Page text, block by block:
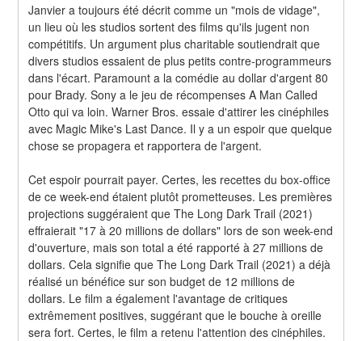
Janvier a toujours été décrit comme un "mois de vidage",
un lieu où les studios sortent des films qu'ils jugent non
compétitifs. Un argument plus charitable soutiendrait que
divers studios essaient de plus petits contre-programmeurs
dans l'écart. Paramount a la comédie au dollar d'argent 80
pour Brady. Sony a le jeu de récompenses A Man Called
Otto qui va loin. Warner Bros. essaie d'attirer les cinéphiles
avec Magic Mike's Last Dance. Il y a un espoir que quelque
chose se propagera et rapportera de l'argent.
Cet espoir pourrait payer. Certes, les recettes du box-office
de ce week-end étaient plutôt prometteuses. Les premières
projections suggéraient que The Long Dark Trail (2021)
effraierait "17 à 20 millions de dollars" lors de son week-end
d'ouverture, mais son total a été rapporté à 27 millions de
dollars. Cela signifie que The Long Dark Trail (2021) a déjà
réalisé un bénéfice sur son budget de 12 millions de
dollars. Le film a également l'avantage de critiques
extrêmement positives, suggérant que le bouche à oreille
sera fort. Certes, le film a retenu l'attention des cinéphiles.